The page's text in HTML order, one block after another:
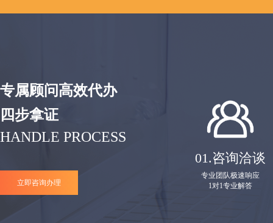
专属顾问高效代办
四步拿证
HANDLE PROCESS
立即咨询办理
01.咨询洽谈
专业团队极速响应
1对1专业解答